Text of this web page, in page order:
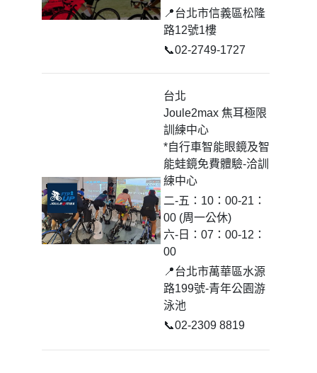
📍台北市信義區松隆
路12號1樓
📞02-2749-1727
台北
Joule2max 焦耳極限
訓練中心
*自行車智能眼鏡及智
能蛙鏡免費體驗-洽訓
練中心
二-五：10：00-21：
00 (周一公休)
六-日：07：00-12：
00
📍台北市萬華區水源
路199號-青年公園游
泳池
📞02-2309 8819